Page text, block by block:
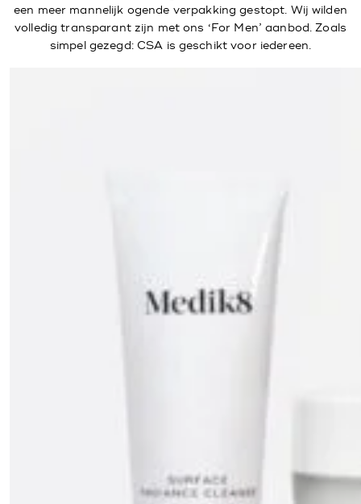
een meer mannelijk ogende verpakking gestopt. Wij wilden
volledig transparant zijn met ons ‘For Men’ aanbod. Zoals
simpel gezegd: CSA is geschikt voor iedereen.